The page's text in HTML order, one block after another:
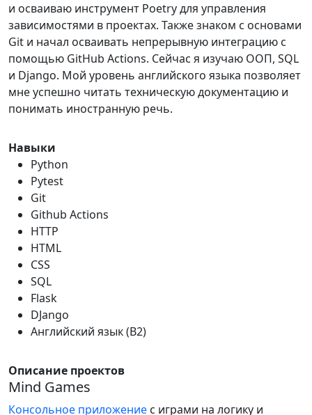
и осваиваю инструмент Poetry для управления
зависимостями в проектах. Также знаком с основами
Git и начал осваивать непрерывную интеграцию с
помощью GitHub Actions. Сейчас я изучаю ООП, SQL
и Django. Мой уровень английского языка позволяет
мне успешно читать техническую документацию и
понимать иностранную речь.
Навыки
Python
Pytest
Git
Github Actions
HTTP
HTML
CSS
SQL
Flask
DJango
Английский язык (B2)
Описание проектов
Mind Games
Консольное приложение с играми на логику и